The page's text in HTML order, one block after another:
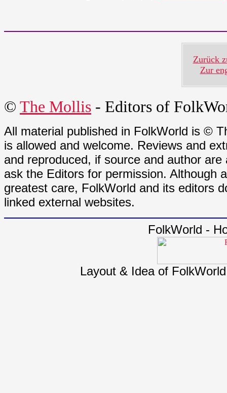
Zurück
Zur
© The Mollis - Editors of
All material published in FolkWorld is ©
is allowed and welcome. Reviews and
and reproduced, if source and author
ask the Editors for permission. Although
greatest care, FolkWorld and its editors
linked external websites.
FolkWorld -
Layout & Idea of